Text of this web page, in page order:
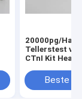
20000pg/Hart
Tellerstest
CTnI Kit Heart
ProBNPBeste